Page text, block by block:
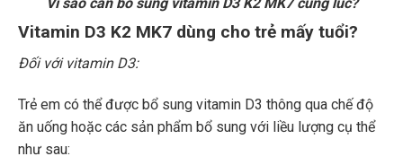
Vitamin D3 K2 MK7 dùng cho trẻ mấy tuổi?
Đối với vitamin D3:
Trẻ em có thể được bổ sung vitamin D3 thông qua chế độ
ăn uống hoặc các sản phẩm bổ sung với liều lượng cụ thể
như sau: